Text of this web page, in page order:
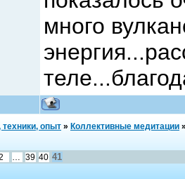
много
техники, опыт » Коллективные медитации
39 40 41